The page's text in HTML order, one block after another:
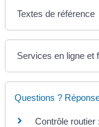
Textes de référence
Services en ligne et
Questions ?
Contrôle routier